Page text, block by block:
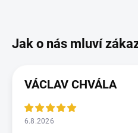
VÁCLAV CHVÁLA
6.8.2026